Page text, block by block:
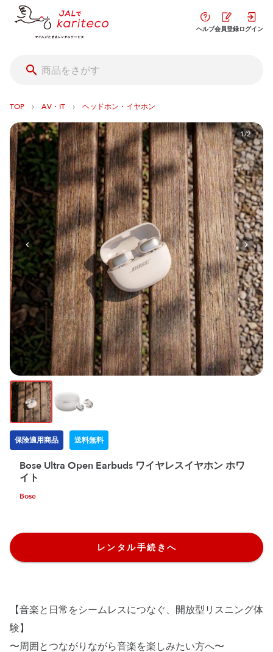
ヘルプ会員登録ログイン
TOP › AV・IT › ヘッドホン・イヤホン
1/2
保険適用商品 送料無料
Bose Ultra Open Earbuds ワイヤレスイヤホン ホワ
イト
Bose
レンタル手続きへ
【音楽と日常をシームレスにつなぐ、開放型リスニング体
験】
〜周囲とつながりながら音楽を楽しみたい方へ〜